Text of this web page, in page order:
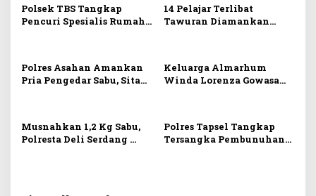
Polsek TBS Tangkap
Pencuri Spesialis Rumah
14 Pelajar Terlibat
Tawuran Diamankan
Polres Asahan Amankan
Pria Pengedar Sabu, Sita
Keluarga Almarhum
Winda Lorenza Gowasa
Pembunuhan
Musnahkan 1,2 Kg Sabu,
Polresta Deli Serdang
Polres Tapsel Tangkap
Tersangka Pembunuhan